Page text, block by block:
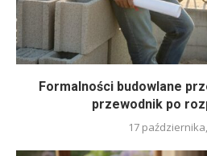
Formalności budowlane
przewodnik po
17